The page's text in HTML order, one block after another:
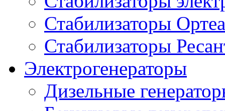
Стабилизаторы Ортеа
Стабилизаторы
Электрогенераторы
Дизельные